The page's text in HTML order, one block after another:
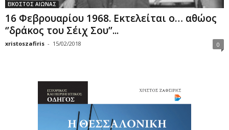
ΕΙΚΟΣΤΟΣ ΑΙΩΝΑΣ
16 Φεβρουαρίου 1968. Εκτελείται ο… αθώος
‘’δράκος του Σέιχ Σου’’...
xristoszafiris - 15/02/2018 0